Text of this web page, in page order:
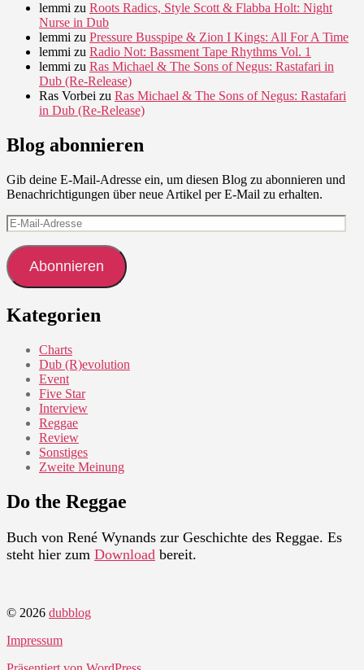
lemmi zu Roots Radics, Style Scott & Flabba Holt: Night
Nurse in Dub
lemmi zu Pressure Busspipe & Zion I Kings: All For A Time
lemmi zu Radio Not: Bassment Tape Rhythms Vol. 1
lemmi zu Ras Michael & The Sons of Negus: Rastafari in
Dub (Re-Release)
Ras Vorbei zu Ras Michael & The Sons of Negus: Rastafari
in Dub (Re-Release)
Blog abonnieren
Gib deine E-Mail-Adresse ein, um diesen Blog zu abonnieren und
Benachrichtigungen über neue Artikel per E-Mail zu erhalten.
E-
Mail-
Adresse
Abonnieren
Kategorien
Charts
Dub (R)evolution
Event
Five Star
Interview
Reggae
Review
Sonstiges
Zweite Meinung
Do the Reggae
Buch von René Wynands zur Geschichte des Reggae. Es
steht hier zum Download bereit.
© 2026 dubblog
Impressum